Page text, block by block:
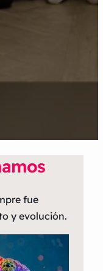
fue
y evolución.